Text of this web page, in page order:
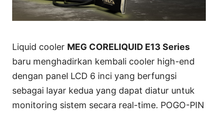
Liquid cooler MEG CORELIQUID E13 Series
baru menghadirkan kembali cooler high-end
dengan panel LCD 6 inci yang berfungsi
sebagai layar kedua yang dapat diatur untuk
monitoring sistem secara real-time. POGO-PIN